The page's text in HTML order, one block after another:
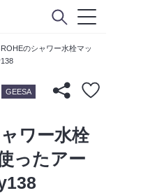
のシャワー水栓マッ
GEESA
ワー水栓
ったアー